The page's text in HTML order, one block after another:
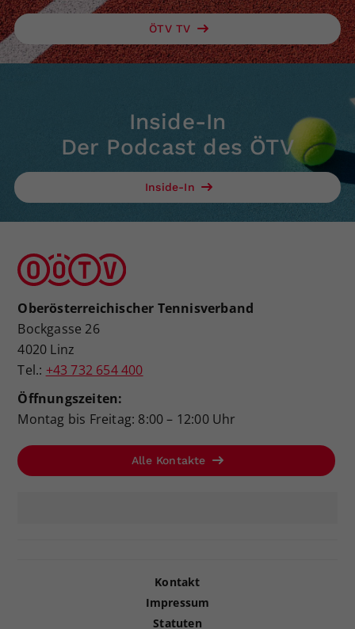
ÖTV TV
Inside-In
Der Podcast des ÖTV
Inside-In
Oberösterreichischer Tennisverband
Bockgasse 26
4020 Linz
Tel.: +43 732 654 400
Öffnungszeiten:
Montag bis Freitag: 8:00 – 12:00 Uhr
Alle Kontakte
Kontakt
Impressum
Statuten